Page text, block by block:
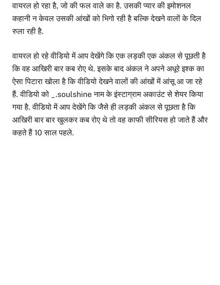
वायरल हो रहा है, जो की फल वाले का है. उसकी प्यार की इमोशनल
कहानी न केवल उसकी आंखों को भिगो रही है बल्कि देखने वालों के दिल
रुला रही है.
वायरल हो रहे वीडियो में आप देखेंगे कि एक लड़की एक अंकल से पूछती है
कि वह आखिरी बार कब रोए थे. इसके बाद अंकल ने अपने अधूरे इश्क का
ऐसा पिटारा खोला है कि वीडियो देखने वालों की आंखों में आंसू आ जा रहे
हैं. वीडियो को _.soulshine नाम के इंस्टाग्राम अकाउंट से शेयर किया
गया है. वीडियो में आप देखेंगे कि जैसे ही लड़की अंकल से पूछता है कि
आखिरी बार बार खुलकर कब रोए थे तो वह काफी सीरियस हो जाते हैं और
कहते हैं 10 साल पहले.